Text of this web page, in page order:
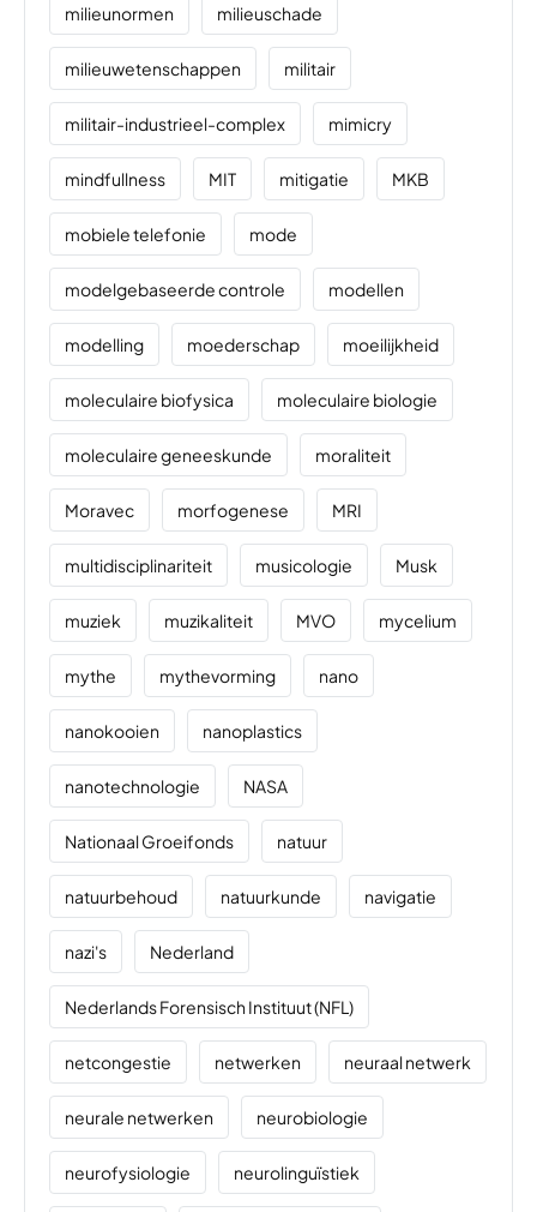
milieunormen milieuschade
milieuwetenschappen militair
militair-industrieel-complex mimicry
mindfullness MIT mitigatie MKB
mobiele telefonie mode
modelgebaseerde controle modellen
modelling moederschap moeilijkheid
moleculaire biofysica moleculaire biologie
moleculaire geneeskunde moraliteit
Moravec morfogenese MRI
multidisciplinariteit musicologie Musk
muziek muzikaliteit MVO mycelium
mythe mythevorming nano
nanokooien nanoplastics
nanotechnologie NASA
Nationaal Groeifonds natuur
natuurbehoud natuurkunde navigatie
nazi's Nederland
Nederlands Forensisch Instituut (NFL)
netcongestie netwerken neuraal netwerk
neurale netwerken neurobiologie
neurofysiologie neurolinguïstiek